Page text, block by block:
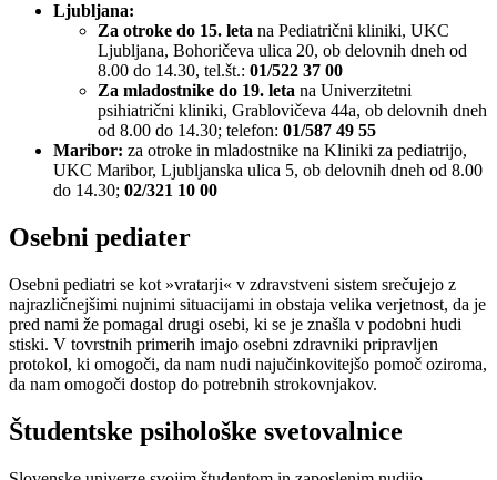
Ljubljana:
Za otroke do 15. leta na Pediatrični kliniki, UKC
Ljubljana, Bohoričeva ulica 20, ob delovnih dneh od
8.00 do 14.30, tel.št.: 01/522 37 00
Za mladostnike do 19. leta na Univerzitetni
psihiatrični kliniki, Grablovičeva 44a, ob delovnih dneh
od 8.00 do 14.30; telefon: 01/587 49 55
Maribor: za otroke in mladostnike na Kliniki za pediatrijo,
UKC Maribor, Ljubljanska ulica 5, ob delovnih dneh od 8.00
do 14.30; 02/321 10 00
Osebni pediater
Osebni pediatri se kot »vratarji« v zdravstveni sistem srečujejo z
najrazličnejšimi nujnimi situacijami in obstaja velika verjetnost, da je
pred nami že pomagal drugi osebi, ki se je znašla v podobni hudi
stiski. V tovrstnih primerih imajo osebni zdravniki pripravljen
protokol, ki omogoči, da nam nudi najučinkovitejšo pomoč oziroma,
da nam omogoči dostop do potrebnih strokovnjakov.
Študentske psihološke svetovalnice